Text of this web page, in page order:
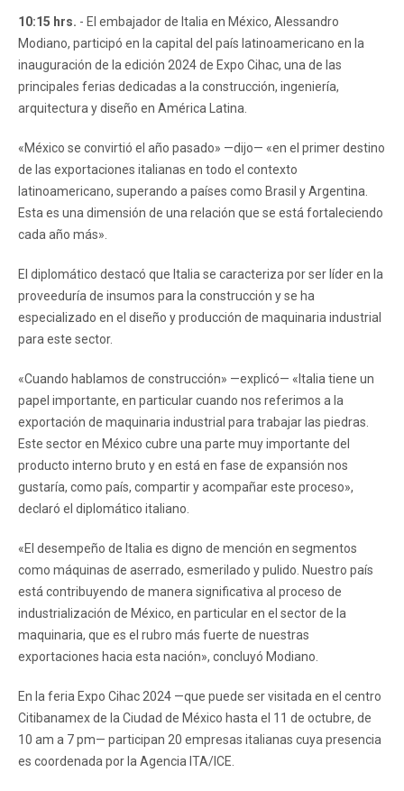
10:15 hrs. - El embajador de Italia en México, Alessandro
Modiano, participó en la capital del país latinoamericano en la
inauguración de la edición 2024 de Expo Cihac, una de las
principales ferias dedicadas a la construcción, ingeniería,
arquitectura y diseño en América Latina.
«México se convirtió el año pasado» —dijo— «en el primer destino
de las exportaciones italianas en todo el contexto
latinoamericano, superando a países como Brasil y Argentina.
Esta es una dimensión de una relación que se está fortaleciendo
cada año más».
El diplomático destacó que Italia se caracteriza por ser líder en la
proveeduría de insumos para la construcción y se ha
especializado en el diseño y producción de maquinaria industrial
para este sector.
«Cuando hablamos de construcción» —explicó— «Italia tiene un
papel importante, en particular cuando nos referimos a la
exportación de maquinaria industrial para trabajar las piedras.
Este sector en México cubre una parte muy importante del
producto interno bruto y en está en fase de expansión nos
gustaría, como país, compartir y acompañar este proceso»,
declaró el diplomático italiano.
«El desempeño de Italia es digno de mención en segmentos
como máquinas de aserrado, esmerilado y pulido. Nuestro país
está contribuyendo de manera significativa al proceso de
industrialización de México, en particular en el sector de la
maquinaria, que es el rubro más fuerte de nuestras
exportaciones hacia esta nación», concluyó Modiano.
En la feria Expo Cihac 2024 —que puede ser visitada en el centro
Citibanamex de la Ciudad de México hasta el 11 de octubre, de
10 am a 7 pm— participan 20 empresas italianas cuya presencia
es coordenada por la Agencia ITA/ICE.